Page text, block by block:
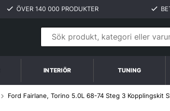
ÖVER 140 000 PRODUKTER
INTERIÖR TUNING
Ford Fairlane, Torino 5.0L 68-74 Steg 3 Kopplingskit